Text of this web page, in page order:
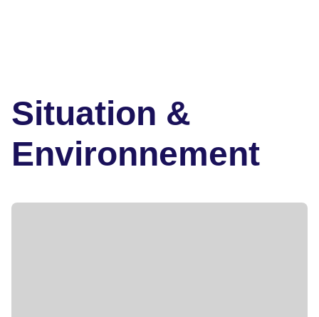
Situation &
Environnement